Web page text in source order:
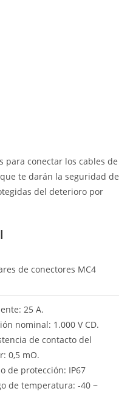
para conectar los cables de
te darán la seguridad de
del deterioro por
de conectores MC4
25 A.
nominal: 1.000 V CD.
de contacto del
0,5 mO.
de protección: IP67
de temperatura: -40 ~